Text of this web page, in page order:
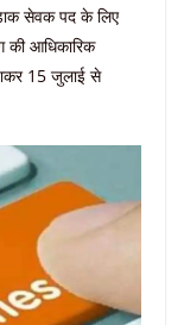
सेवक पद के लिए
की आधिकारिक
15 जुलाई से